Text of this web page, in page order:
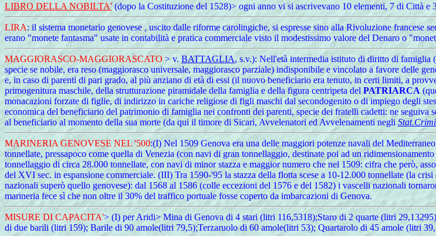
LIBRO DELLA NOBILTA' (dopo la Costituzione del 1528)> ogni anno vi si ascrivevano 10 elementi, 7 di Città
LIRA: il sistema monetario genovese , uscito dalle riforme carolingiche, si espresse sino alla Rivoluzione
erano "monete fantasma" usate in contabilità e pratica commerciale visto il modestissimo valore del Denaro o
MAGGIORASCO-MAGGIORASCATO > v. BATTAGLIA, s.v.): Nell'età intermedia istituto di diritto di
specie se nobile, era reso (maggiorasco universale, maggiorasco parziale) indisponibile e vincolato a favore delle
e, in caso di parenti di pari grado, al più anziano di età di essi (il nuovo beneficiario era tenuto, in certi limiti, a
primogenitura maschile, della strutturazione piramidale della famiglia e della figura centripeta del PATRIARCA
monacazioni forzate di figlie, di indirizzo in cariche religiose di figli maschi dal secondogenito o di impiego degli
economica del beneficiario del patrimonio di famiglia nei confronti dei parenti, specie dei fratelli cadetti: ne
al beneficiario al momento della sua morte (da qui il timore di Sicari, Avvelenatori ed Avvelenamenti negli
MARINERIA GENOVESE NEL '500:(I) Nel 1509 Genova era una delle maggiori potenze navali del
tonnellate, pressapoco come quella di Venezia (con navi di gran tonnellaggio, destinate poi ad un
tonnellaggio di circa 28.000 tonnellate, con navi di minor stazza e maggior numero che nel 1509: cifra che però,
del XVI sec. in espansione commerciale. (III) Tra 1590-'95 la stazza della flotta scese a 10-12.000 tonnellate (la
nazionali superò quello genovese): dal 1568 al 1586 (colle eccezioni del 1576 e del 1582) i vascelli nazionali
marineria fece sì che non oltre il 30% del traffico portuale fosse coperto da imbarcazioni di Genova.
MISUREDI CAPACITA'> (I) per Aridi> Mina di Genova di 4 stari (litri 116,5318);Staro di 2 quarte (litri
di due barili (litri 159); Barile di 90 amole(litri 79,5);Terzaruolo di 60 amole(litri 53); Quartarolo di 45 amole (litri